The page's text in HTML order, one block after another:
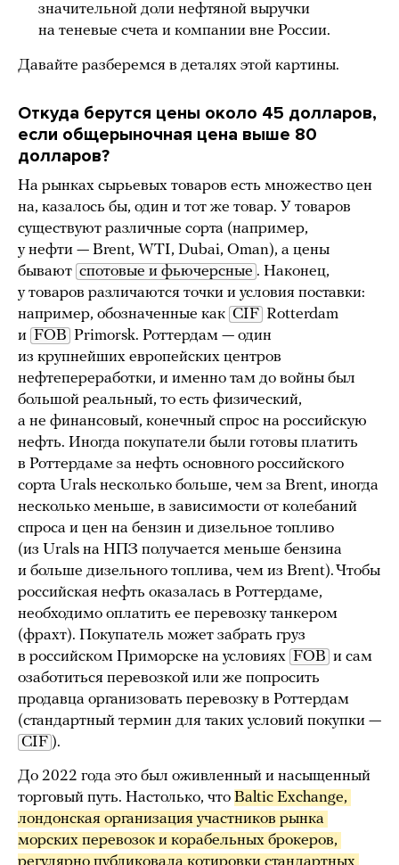
значительной доли нефтяной выручки
на теневые счета и компании вне России.
Давайте разберемся в деталях этой картины.
Откуда берутся цены около 45 долларов,
если общерыночная цена выше 80
долларов?
На рынках сырьевых товаров есть множество цен
на, казалось бы, один и тот же товар. У товаров
существуют различные сорта (например,
у нефти — Brent, WTI, Dubai, Oman), а цены
бывают спотовые и фьючерсные . Наконец,
у товаров различаются точки и условия поставки:
например, обозначенные как CIF Rotterdam
и FOB Primorsk. Роттердам — один
из крупнейших европейских центров
нефтепереработки, и именно там до войны был
большой реальный, то есть физический,
а не финансовый, конечный спрос на российскую
нефть. Иногда покупатели были готовы платить
в Роттердаме за нефть основного российского
сорта Urals несколько больше, чем за Brent, иногда
несколько меньше, в зависимости от колебаний
спроса и цен на бензин и дизельное топливо
(из Urals на НПЗ получается меньше бензина
и больше дизельного топлива, чем из Brent). Чтобы
российская нефть оказалась в Роттердаме,
необходимо оплатить ее перевозку танкером
(фрахт). Покупатель может забрать груз
в российском Приморске на условиях FOB и сам
озаботиться перевозкой или же попросить
продавца организовать перевозку в Роттердам
(стандартный термин для таких условий покупки —
CIF ).
До 2022 года это был оживленный и насыщенный
торговый путь. Настолько, что Baltic Exchange,
лондонская организация участников рынка
морских перевозок и корабельных брокеров,